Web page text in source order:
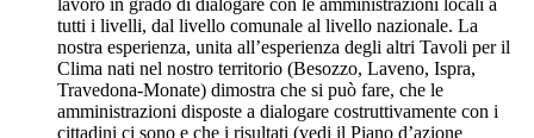
tutti i livelli, dal livello comunale al livello nazionale. La
nostra esperienza, unita all’esperienza degli altri Tavoli per il
Clima nati nel nostro territorio (Besozzo, Laveno, Ispra,
Travedona-Monate) dimostra che si può fare, che le
amministrazioni disposte a dialogare costruttivamente con i
cittadini ci sono e che i risultati (vedi il Piano d’azione